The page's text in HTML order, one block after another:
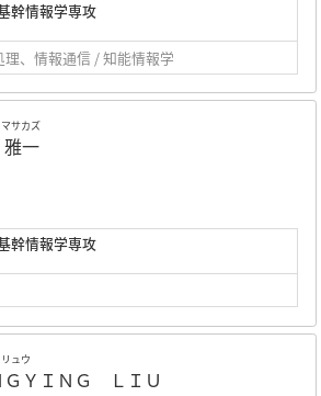
幹情報学専攻
、情報通信 / 知能情報学
サカズ
一
幹情報学専攻
ュウ
ＧＹＩＮＧ ＬＩＵ